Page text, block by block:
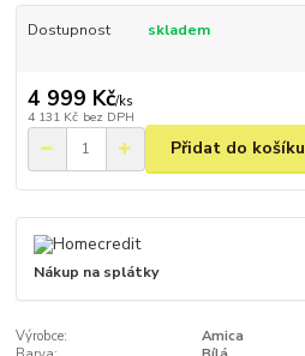
Dostupnost skladem
4 999 Kč/ks
4 131 Kč bez DPH
Přidat do košíku
Nákup na splátky
Výrobce:
Amica